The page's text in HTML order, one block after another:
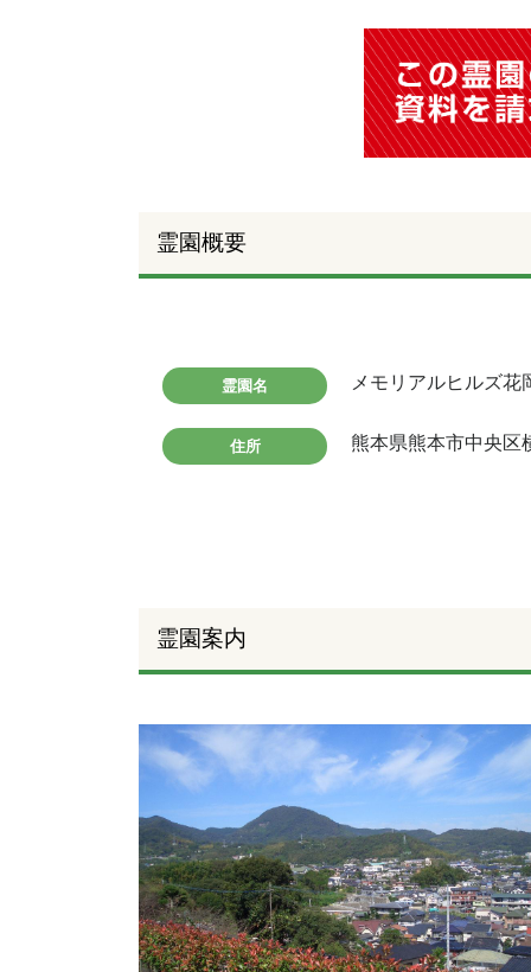
霊園概要
霊園名 メモリアルヒルズ花
住所 熊本県熊本市中央区
霊園案内